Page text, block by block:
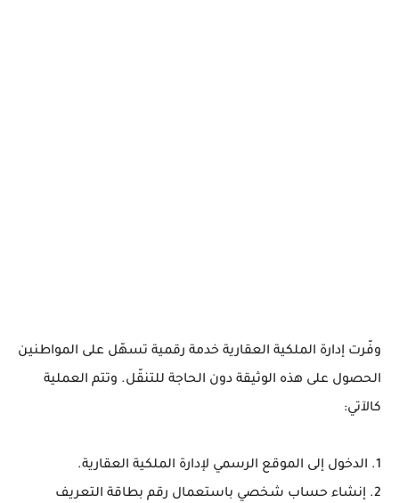
وفّرت إدارة الملكية العقارية خدمة رقمية تسهّل على المواطنين
الحصول على هذه الوثيقة دون الحاجة للتنقّل. وتتم العملية
كالآتي:
1. الدخول إلى الموقع الرسمي لإدارة الملكية العقارية.
2. إنشاء حساب شخصي باستعمال رقم بطاقة التعريف